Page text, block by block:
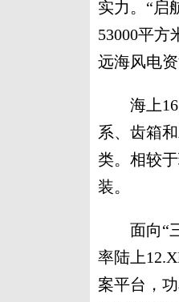
实力。“启
53000平方
远海风电
海上
系、齿箱
类。相较
装。
面向“三
率陆上
案平台，